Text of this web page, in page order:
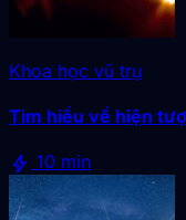
Khoa học vũ trụ
Tìm hiểu về hiện
bolt 10 min